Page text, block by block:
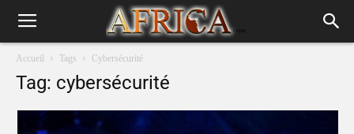
Accueil Tags Cybersécurité
Tag: cybersécurité